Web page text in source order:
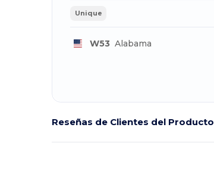
Unique
W53 Alabama
Reseñas de Clientes del Producto